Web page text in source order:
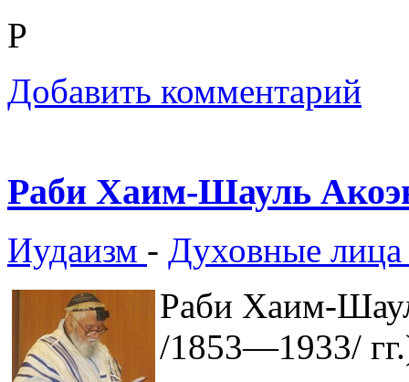
Р
Добавить комментарий
Раби Хаим-Шауль
Иудаизм - Духовные
Раби Хаим-
/1853—1933/